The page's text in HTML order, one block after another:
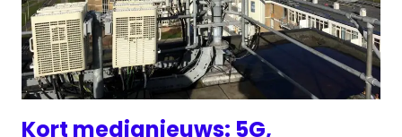
Kort medianieuws: 5G,